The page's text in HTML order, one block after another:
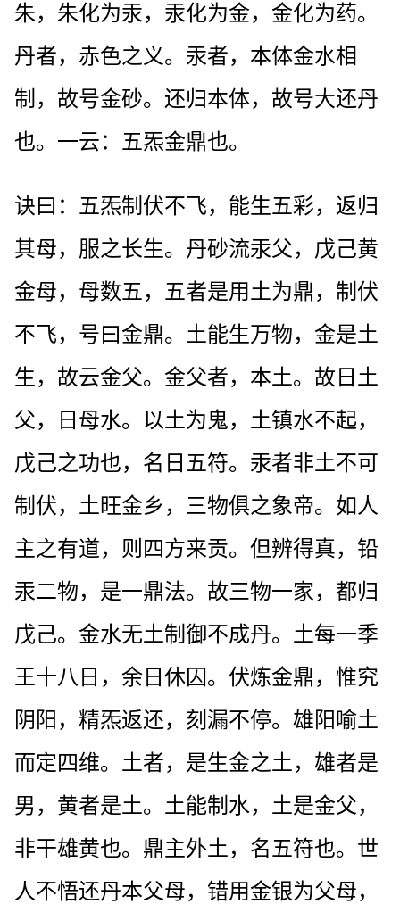
朱，朱化为汞，汞化为金，金化为药。
丹者，赤色之义。汞者，本体金水相
制，故号金砂。还归本体，故号大还丹
也。一云：五炁金鼎也。
诀曰：五炁制伏不飞，能生五彩，返归
其母，服之长生。丹砂流汞父，戊己黄
金母，母数五，五者是用土为鼎，制伏
不飞，号曰金鼎。土能生万物，金是土
生，故云金父。金父者，本土。故日土
父，日母水。以土为鬼，土镇水不起，
戊己之功也，名日五符。汞者非土不可
制伏，土旺金乡，三物俱之象帝。如人
主之有道，则四方来贡。但辨得真，铅
汞二物，是一鼎法。故三物一家，都归
戊己。金水无土制御不成丹。土每一季
王十八日，余日休囚。伏炼金鼎，惟究
阴阳，精炁返还，刻漏不停。雄阳喻土
而定四维。土者，是生金之土，雄者是
男，黄者是土。土能制水，土是金父，
非干雄黄也。鼎主外土，名五符也。世
人不悟还丹本父母，错用金银为父母，